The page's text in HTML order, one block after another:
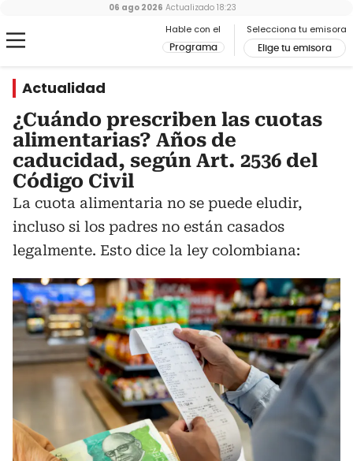
Hable con el
Programa
Selecciona tu emisora
Elige tu emisora
06 ago 2026 Actualizado 18:23
Actualidad
¿Cuándo prescriben las cuotas
alimentarias? Años de
caducidad, según Art. 2536 del
Código Civil
La cuota alimentaria no se puede eludir,
incluso si los padres no están casados
legalmente. Esto dice la ley colombiana: